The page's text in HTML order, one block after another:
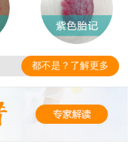
都不是？了解更多